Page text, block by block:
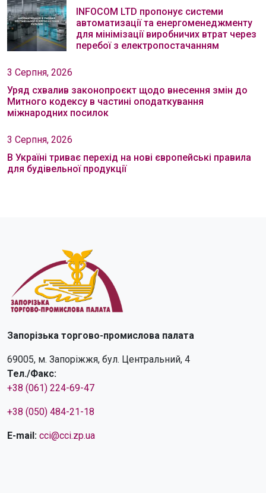
INFOCOM LTD пропонує системи
автоматизації та енергоменеджменту
для мінімізації виробничих втрат через
перебої з електропостачанням
3 Серпня, 2026
Уряд схвалив законопроєкт щодо внесення змін до
Митного кодексу в частині оподаткування
міжнародних посилок
3 Серпня, 2026
В Україні триває перехід на нові європейські правила
для будівельної продукції
Запорізька торгово-промислова палата
69005, м. Запоріжжя, бул. Центральний, 4
Тел./Факс:
+38 (061) 224-69-47
+38 (050) 484-21-18
E-mail: cci@cci.zp.ua